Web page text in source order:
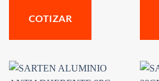
COTIZAR